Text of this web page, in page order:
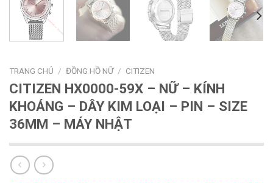
TRANG CHỦ / ĐỒNG HỒ NỮ / CITIZEN
CITIZEN HX0000-59X – NỮ – KÍNH
KHOÁNG – DÂY KIM LOẠI – PIN – SIZE
36MM – MÁY NHẬT